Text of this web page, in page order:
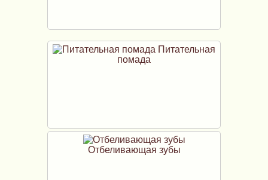
Питательная
помада
Отбеливающая зубы